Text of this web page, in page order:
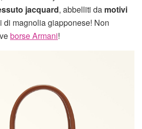
jacquard, abbelliti da motivi
di magnolia giapponese! Non
borse Armani!